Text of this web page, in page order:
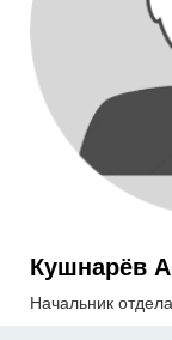
Кушнарёв
Начальник отдела